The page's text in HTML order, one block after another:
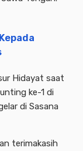
Hidayat saat
ke-1 di
di Sasana
terimakasih